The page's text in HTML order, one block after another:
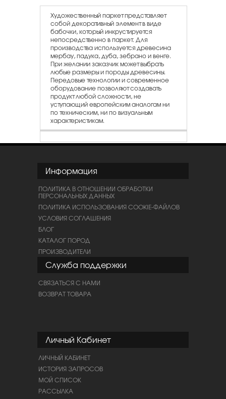
Художественный паркет представляет
собой декоративный элемент в виде
бабочки, который инкрустируется
непосредственно в паркет. Для
производства используется древесина
мербау, падука, дуба, зебрано и венге.
При желании заказчик может выбрать
любые размеры и породы древесины.
Передовые технологии и современное
оборудование позволяют создавать
продукт любой сложности, не
уступающий европейским аналогам ни
по техническим, ни по визуальным
характеристикам.
Информация
ПОЛИТИКА В ОТНОШЕНИИ ОБРАБОТКИ
ПЕРСОНАЛЬНЫХ ДАННЫХ
ПОЛИТИКА ИСПОЛЬЗОВАНИЯ COOKIE-ФАЙЛОВ
УСЛОВИЯ СОГЛАШЕНИЯ
БЛОГ
КАТАЛОГ ПОРОД
ПРОИЗВОДИТЕЛИ
Служба поддержки
СВЯЗАТЬСЯ С НАМИ
ВОЗВРАТ ТОВАРА
Личный Кабинет
ЛИЧНЫЙ КАБИНЕТ
ИСТОРИЯ ЗАПРОСОВ
МОЙ СПИСОК
РАССЫЛКА